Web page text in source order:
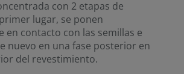
con 2 etapas de
lugar, se ponen
en contacto con las semillas e
nuevo en una fase posterior en
del revestimiento.